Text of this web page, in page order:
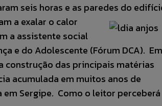
seis horas e as paredes do
a exalar o calor
a assistente social
e do Adolescente (Fórum DCA). Em
construção das principais matérias
acumulada em muitos anos de
Sergipe. Como o leitor perceberá